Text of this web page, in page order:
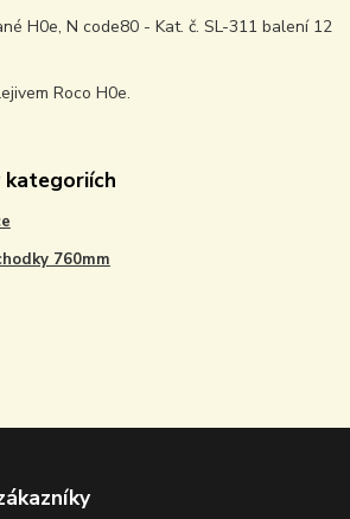
H0e, N code80 - Kat. č. SL-311 balení 12
Roco H0e.
kategoriích
760mm